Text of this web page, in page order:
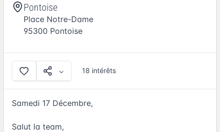
Pontoise
Place Notre-Dame
95300 Pontoise
18 intérêts
Samedi 17 Décembre,
Salut la team,